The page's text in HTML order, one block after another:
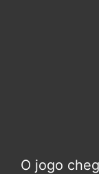
O jogo